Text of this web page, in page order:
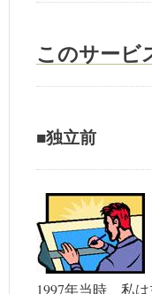
このサービ
■独立前
1997年当時、私